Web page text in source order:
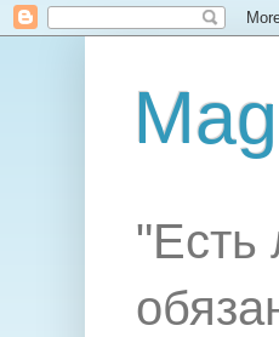
"Есть